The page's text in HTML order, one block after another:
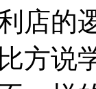
店的
方说